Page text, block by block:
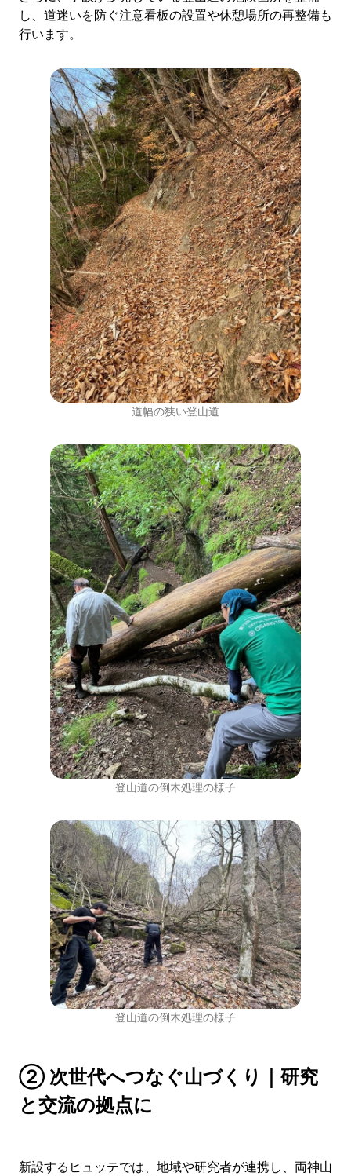
し、道迷いを防ぐ注意看板の設置や休憩場所の再整備も
行います。
道幅の狭い登山道
登山道の倒木処理の様子
登山道の倒木処理の様子
② 次世代へつなぐ山づくり｜研究
と交流の拠点に
新設するヒュッテでは、地域や研究者が連携し、両神山